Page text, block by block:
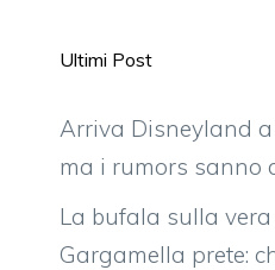
Ultimi Post
Arriva Disneyland a
ma i rumors sanno
La bufala sulla
Gargamella prete: